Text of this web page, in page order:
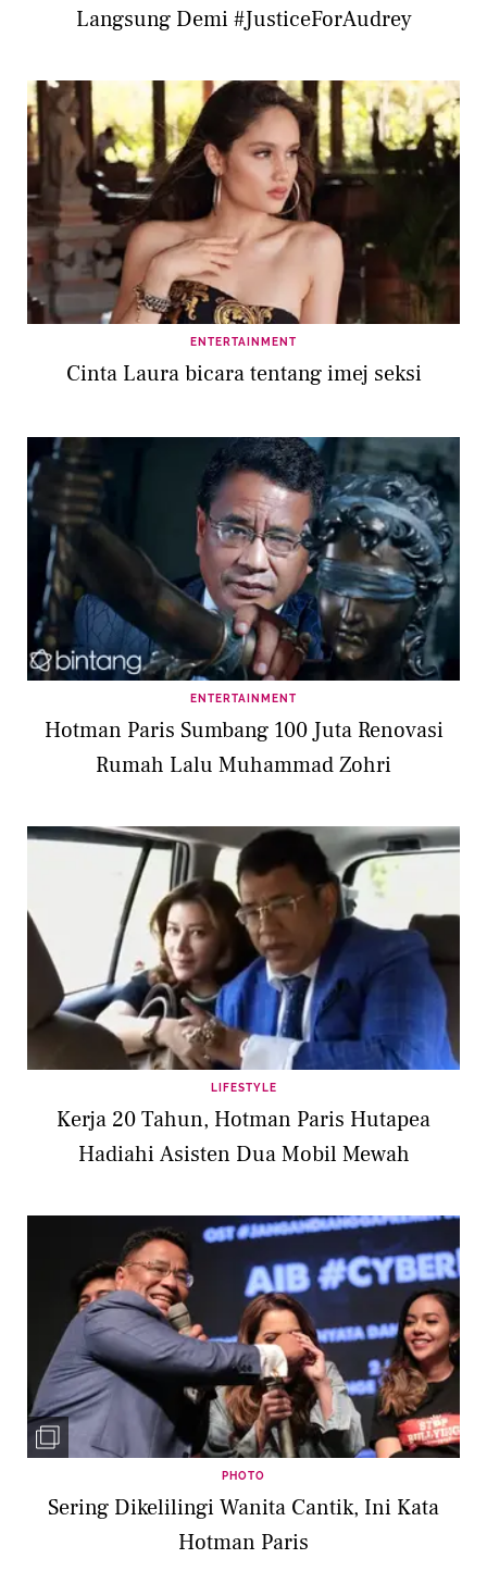
Langsung Demi #JusticeForAudrey
ENTERTAINMENT
Cinta Laura bicara tentang imej seksi
ENTERTAINMENT
Hotman Paris Sumbang 100 Juta Renovasi
Rumah Lalu Muhammad Zohri
LIFESTYLE
Kerja 20 Tahun, Hotman Paris Hutapea
Hadiahi Asisten Dua Mobil Mewah
PHOTO
Sering Dikelilingi Wanita Cantik, Ini Kata
Hotman Paris